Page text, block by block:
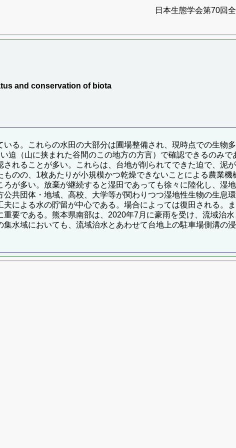
日本生態学会第70回
and conservation of biota
る。これらの水田の大部分は圃場整備され、現時点での生物
迫（山に挟まれた谷間のこの地方の方言）で確認できるのみで
れることが多い。これらは、台地が削られてできた迫で、泥
のの、1枚あたりが小規模かつ乾燥できないことによる農業
が多い。放棄が継続すると湿田であっても徐々に陸化し、湿
共団体・地域、高校、大学等が関わりつつ湿地性生物の生息
による水の貯留が中心である。場合によっては復田される。
要である。熊本県南部は、2020年7月に豪雨を受け、流域治
水域においても、流域治水とあわせて台地上の駐車場側溝の